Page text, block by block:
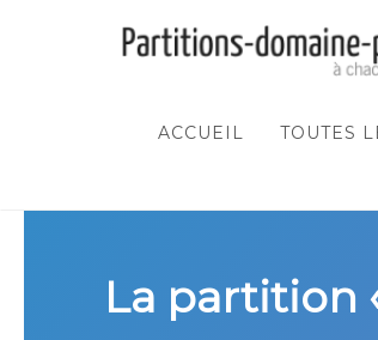
ACCUEIL TOUTES
La partition